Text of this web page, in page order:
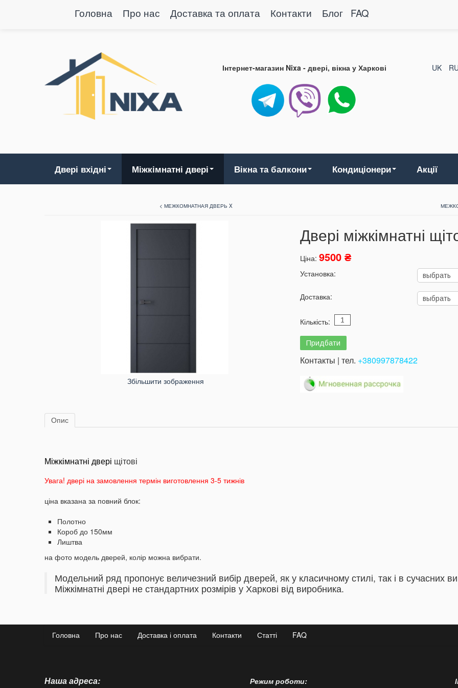
Головна Про нас Доставка та оплата Контакти Блог FAQ
Інтернет-магазин Nixa - двері, вікна у Харкові UK
Двері вхідні Міжкімнатні двері Вікна та балкони Кондиціонери Акції
< МЕЖКОМНАТНАЯ ДВЕРЬ X
Збільшити зображення
Двері міжкімнатні
Ціна: 9500 ₴
Установка:
Доставка:
Кількість:
Контакты | тел. +380997878422
Опис
Міжкімнатні двері щітові
Увага! двері на замовлення термін виготовлення 3-5 тижнів
ціна вказана за повний блок:
Полотно
Короб до 150мм
Лиштва
на фото модель дверей, колір можна вибрати.
Модельний ряд пропонує величезний вибір дверей, як у класичному стилі, так і в сучасних
Міжкімнатні двері не стандартних розмірів у Харкові від виробника.
Головна Про нас Доставка і оплата Контакти Статті FAQ
Наша адреса: Режим роботи: